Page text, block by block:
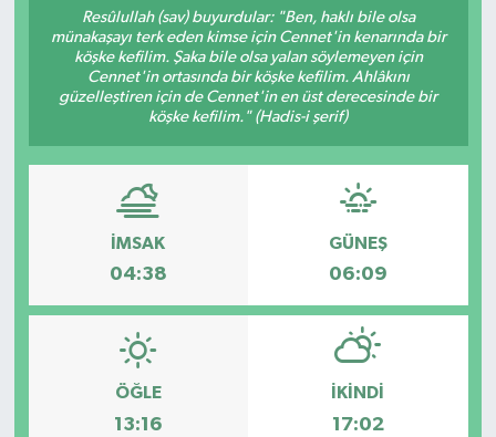
Resûlullah (sav) buyurdular: "Ben, haklı bile olsa
münakaşayı terk eden kimse için Cennet'in kenarında bir
köşke kefilim. Şaka bile olsa yalan söylemeyen için
Cennet'in ortasında bir köşke kefilim. Ahlâkını
güzelleştiren için de Cennet'in en üst derecesinde bir
köşke kefilim." (Hadis-i şerif)
İMSAK
04:38
GÜNEŞ
06:09
ÖĞLE
13:16
İKINDI
17:02